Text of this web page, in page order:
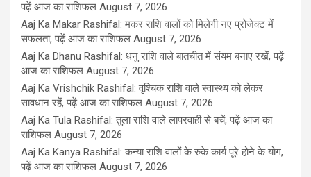
पढ़ें आज का राशिफल August 7, 2026
Aaj Ka Makar Rashifal: मकर राशि वालों को मिलेगी नए प्रोजेक्ट में
सफलता, पढ़ें आज का राशिफल August 7, 2026
Aaj Ka Dhanu Rashifal: धनु राशि वाले बातचीत में संयम बनाए रखें, पढ़ें
आज का राशिफल August 7, 2026
Aaj Ka Vrishchik Rashifal: वृश्चिक राशि वाले स्वास्थ्य को लेकर
सावधान रहें, पढ़ें आज का राशिफल August 7, 2026
Aaj Ka Tula Rashifal: तुला राशि वाले लापरवाही से बचें, पढ़ें आज का
राशिफल August 7, 2026
Aaj Ka Kanya Rashifal: कन्या राशि वालों के रुके कार्य पूरे होने के योग,
पढ़ें आज का राशिफल August 7, 2026